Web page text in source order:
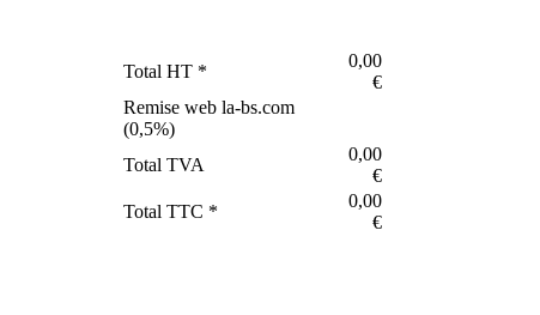
Total HT *
0,00
€
Remise web la-bs.com
(0,5%)
Total TVA
0,00
€
Total TTC *
0,00
€